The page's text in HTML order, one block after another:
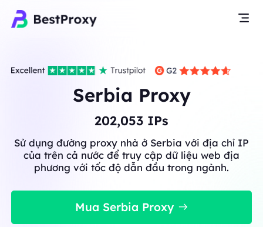
Serbia Proxy
202,053 IPs
Sử dụng đường proxy nhà ở Serbia với địa chỉ IP
của trên cả nước để truy cập dữ liệu web địa
phương với tốc độ dẫn đầu trong ngành.
Mua Serbia Proxy